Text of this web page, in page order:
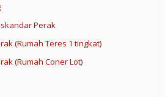
Perak
(Rumah Teres 1 tingkat)
(Rumah Coner Lot)